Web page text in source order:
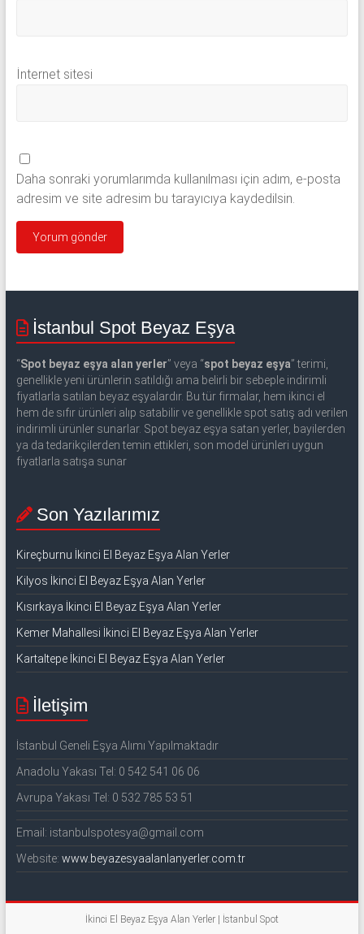
İnternet sitesi
Daha sonraki yorumlarımda kullanılması için adım, e-posta
adresim ve site adresim bu tarayıcıya kaydedilsin.
İstanbul Spot Beyaz Eşya
“Spot beyaz eşya alan yerler” veya “spot beyaz eşya” terimi,
genellikle yeni ürünlerin satıldığı ama belirli bir sebeple indirimli
fiyatlarla satılan beyaz eşyalardır. Bu tür firmalar, hem ikinci el
hem de sıfır ürünleri alıp satabilir ve genellikle spot satış adı verilen
indirimli ürünler sunarlar. Spot beyaz eşya satan yerler, bayilerden
ya da tedarikçilerden temin ettikleri, son model ürünleri uygun
fiyatlarla satışa sunar
Son Yazılarımız
Kireçburnu İkinci El Beyaz Eşya Alan Yerler
Kilyos İkinci El Beyaz Eşya Alan Yerler
Kısırkaya İkinci El Beyaz Eşya Alan Yerler
Kemer Mahallesi İkinci El Beyaz Eşya Alan Yerler
Kartaltepe İkinci El Beyaz Eşya Alan Yerler
İletişim
İstanbul Geneli Eşya Alımı Yapılmaktadır
Anadolu Yakası Tel: 0 542 541 06 06
Avrupa Yakası Tel: 0 532 785 53 51
Email: istanbulspotesya@gmail.com
Website: www.beyazesyaalanlanyerler.com.tr
İkinci El Beyaz Eşya Alan Yerler | İstanbul Spot